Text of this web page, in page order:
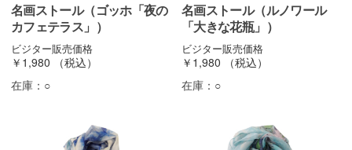
名画ストール（ゴッホ「夜の
カフェテラス」）
ビジター販売価格
￥1,980
（税込）
在庫： ○
名画ストール（ルノワール
「大きな花瓶」）
ビジター販売価格
￥1,980
（税込）
在庫： ○